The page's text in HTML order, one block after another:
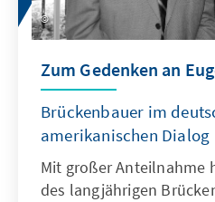
Zum Gedenken an
Brückenbauer im
amerikanischen Dialog
Mit großer Anteilnahme
des langjährigen